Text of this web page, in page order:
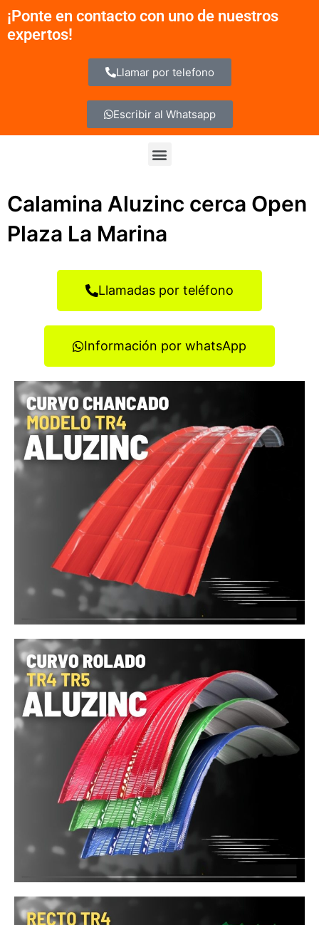
contenido
¡Ponte en contacto con uno de nuestros
expertos!
Llamar por telefono
Escribir al Whatsapp
Menu
Calamina Aluzinc cerca Open
Plaza La Marina
Llamadas por teléfono
Información por whatsApp